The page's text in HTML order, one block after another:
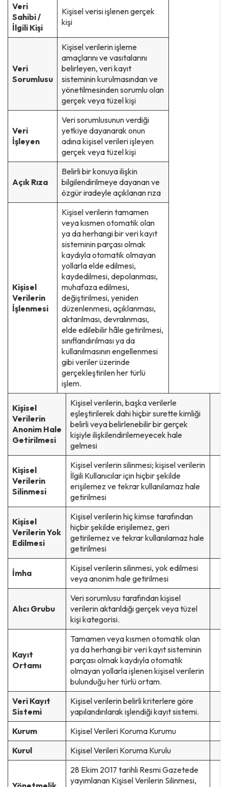
Veri
Sahibi /
İlgili Kişi
Kişisel verisi işlenen gerçek
kişi
Veri
Sorumlusu
Kişisel verilerin işleme
amaçlarını ve vasıtalarını
belirleyen, veri kayıt
sisteminin kurulmasından ve
yönetilmesinden sorumlu olan
gerçek veya tüzel kişi
Veri
İşleyen
Veri sorumlusunun verdiği
yetkiye dayanarak onun
adına kişisel verileri işleyen
gerçek veya tüzel kişi
Açık Rıza
Belirli bir konuya ilişkin
bilgilendirilmeye dayanan ve
özgür iradeyle açıklanan rıza
Kişisel
Verilerin
İşlenmesi
Kişisel verilerin tamamen
veya kısmen otomatik olan
ya da herhangi bir veri kayıt
sisteminin parçası olmak
kaydıyla otomatik olmayan
yollarla elde edilmesi,
kaydedilmesi, depolanması,
muhafaza edilmesi,
değiştirilmesi, yeniden
düzenlenmesi, açıklanması,
aktarılması, devralınması,
elde edilebilir hâle getirilmesi,
sınıflandırılması ya da
kullanılmasının engellenmesi
gibi veriler üzerinde
gerçekleştirilen her türlü
işlem.
Kişisel
Verilerin
Anonim Hale
Getirilmesi
Kişisel verilerin, başka verilerle
eşleştirilerek dahi hiçbir surette kimliği
belirli veya belirlenebilir bir gerçek
kişiyle ilişkilendirilemeyecek hale
gelmesi
Kişisel
Verilerin
Silinmesi
Kişisel verilerin silinmesi; kişisel verilerin
İlgili Kullanıcılar için hiçbir şekilde
erişilemez ve tekrar kullanılamaz hale
getirilmesi
Kişisel
Verilerin Yok
Edilmesi
Kişisel verilerin hiç kimse tarafından
hiçbir şekilde erişilemez, geri
getirilemez ve tekrar kullanılamaz hale
getirilmesi
İmha
Kişisel verilerin silinmesi, yok edilmesi
veya anonim hale getirilmesi
Alıcı Grubu
Veri sorumlusu tarafından kişisel
verilerin aktarıldığı gerçek veya tüzel
kişi kategorisi.
Kayıt
Ortamı
Tamamen veya kısmen otomatik olan
ya da herhangi bir veri kayıt sisteminin
parçası olmak kaydıyla otomatik
olmayan yollarla işlenen kişisel verilerin
bulunduğu her türlü ortam.
Veri Kayıt
Sistemi
Kişisel verilerin belirli kriterlere göre
yapılandırılarak işlendiği kayıt sistemi.
Kurum
Kişisel Verileri Koruma Kurumu
Kurul
Kişisel Verileri Koruma Kurulu
28 Ekim 2017 tarihli Resmi Gazetede
yayımlanan Kişisel Verilerin Silinmesi,